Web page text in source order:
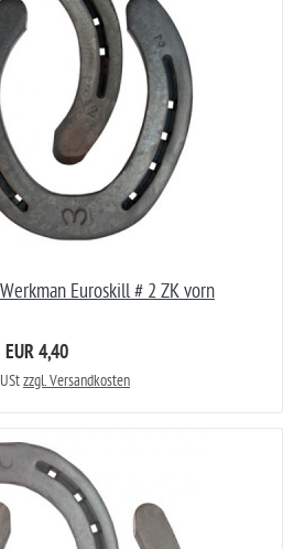
Euroskill # 2 ZK vorn
EUR 4,40
zzgl. Versandkosten